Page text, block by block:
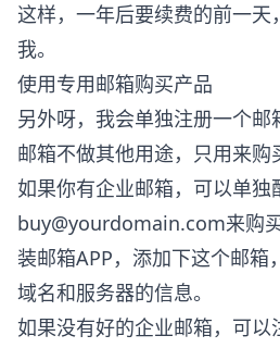
这样，一年后要续费的前一
我。
使用专用邮箱购买产品
另外呀，我会单独注册一个
邮箱不做其他用途，只用来购
如果你有企业邮箱，可以单独
buy@yourdomain.com来购
装邮箱APP，添加下这个邮箱
域名和服务器的信息。
如果没有好的企业邮箱，可